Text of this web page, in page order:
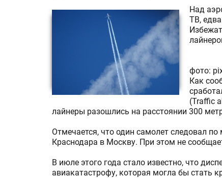
Над
ТВ,
фото:
Как
(Traffic
лайнеры разошлись на расстоянии 300
Отмечается, что один самолет следовал
Краснодара в Москву. При этом не
В июле этого года стало известно, что
авиакатастрофу, которая могла бы стать